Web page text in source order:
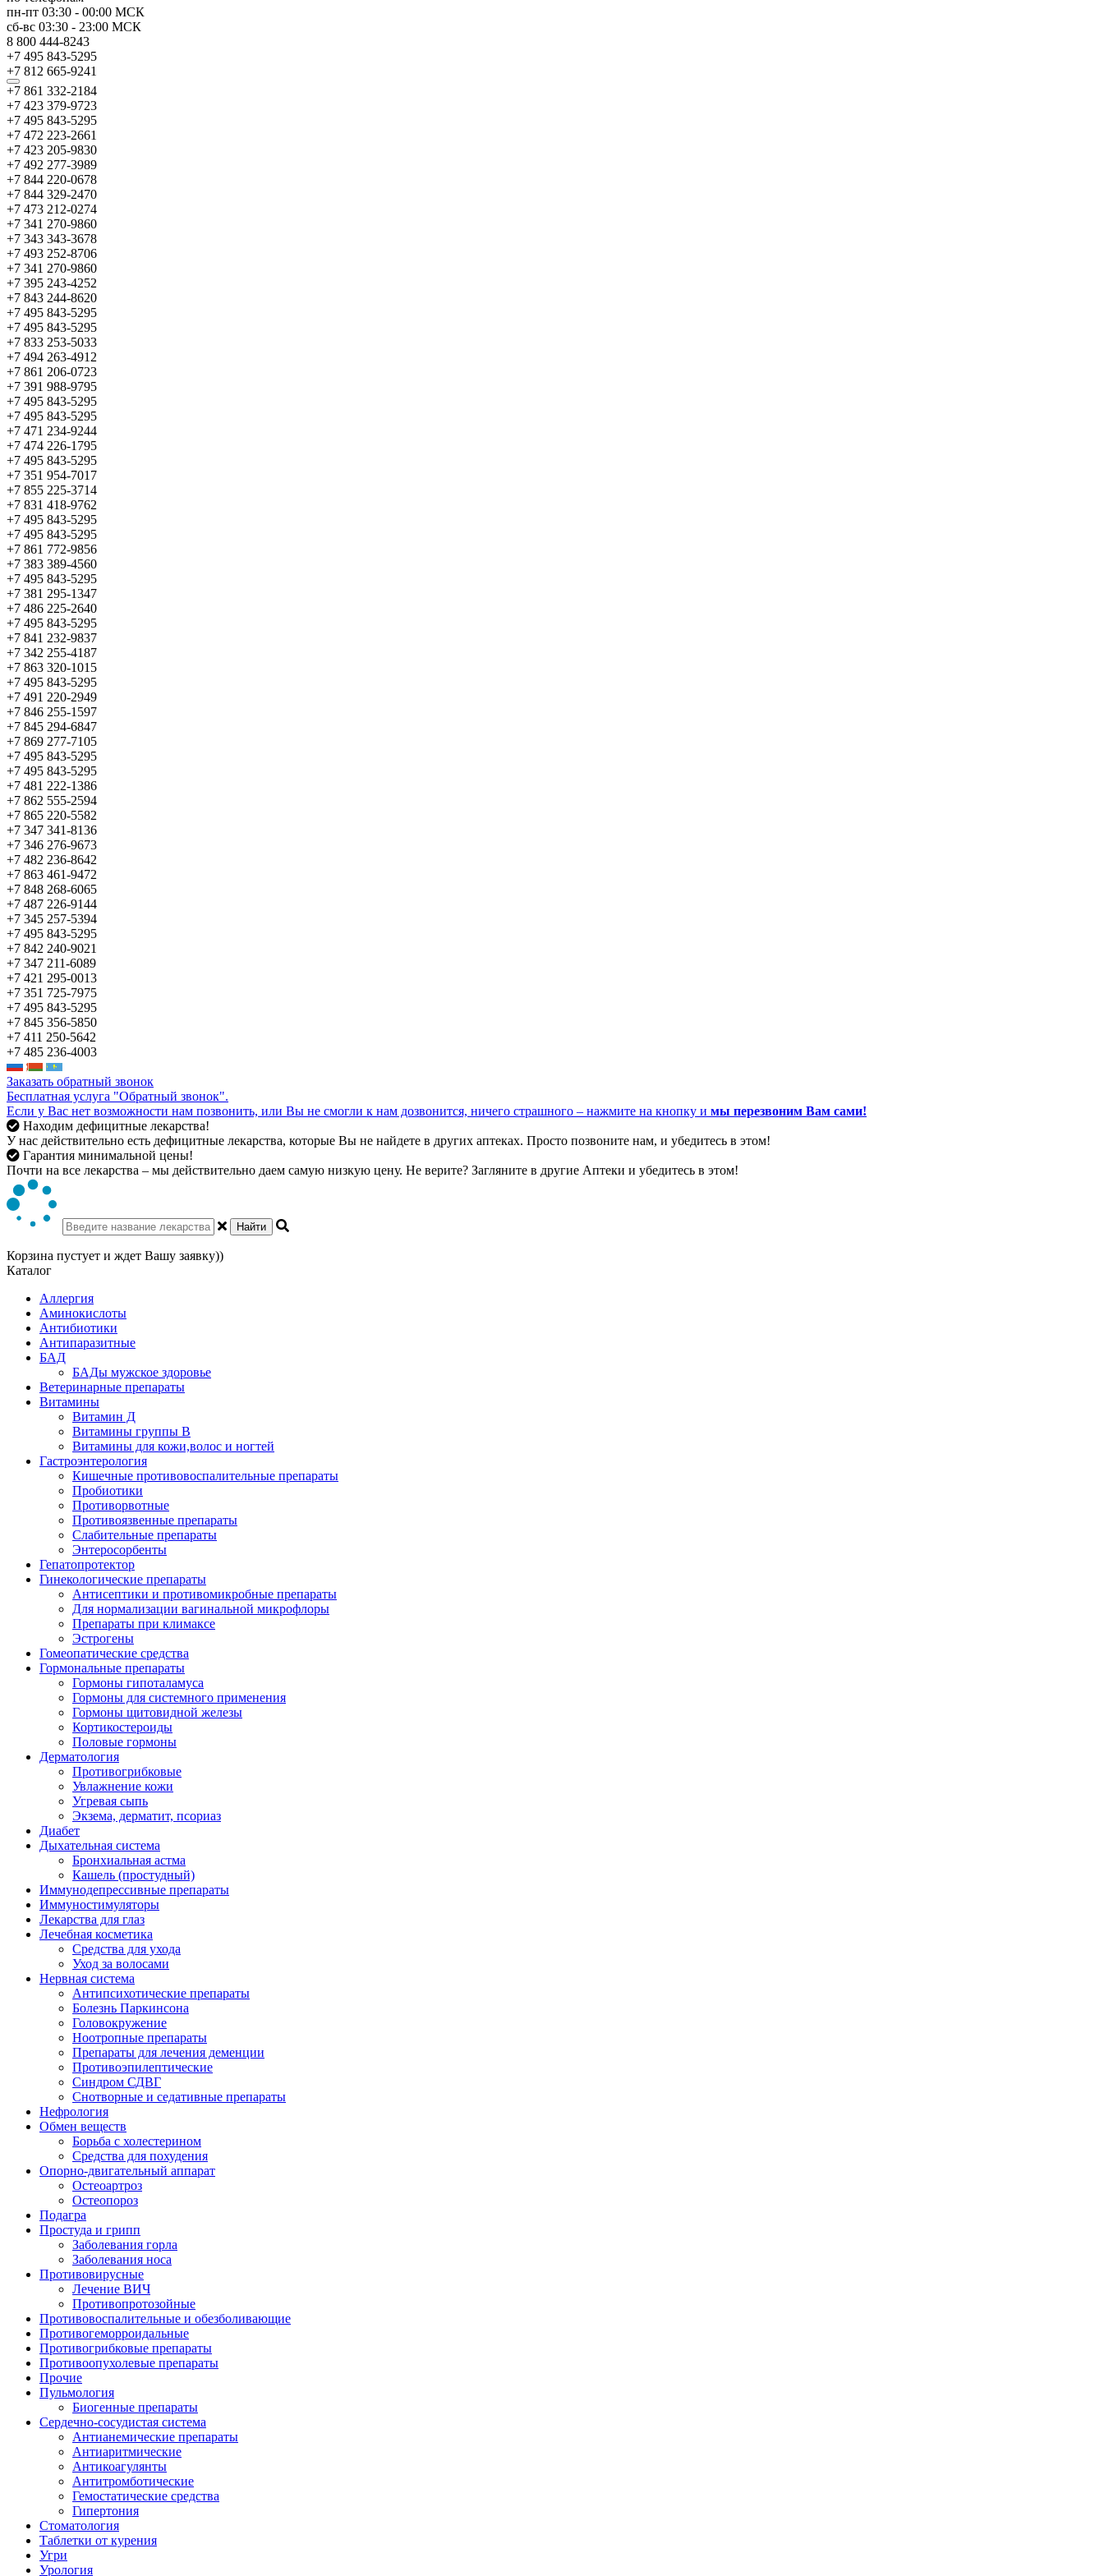
пн-пт 03:30 - 00:00 МСК
сб-вс 03:30 - 23:00 МСК
8 800 444-8243
+7 495 843-5295
+7 812 665-9241
+7 861 332-2184
+7 423 379-9723
+7 495 843-5295
+7 472 223-2661
+7 423 205-9830
+7 492 277-3989
+7 844 220-0678
+7 844 329-2470
+7 473 212-0274
+7 341 270-9860
+7 343 343-3678
+7 493 252-8706
+7 341 270-9860
+7 395 243-4252
+7 843 244-8620
+7 495 843-5295
+7 495 843-5295
+7 833 253-5033
+7 494 263-4912
+7 861 206-0723
+7 391 988-9795
+7 495 843-5295
+7 495 843-5295
+7 471 234-9244
+7 474 226-1795
+7 495 843-5295
+7 351 954-7017
+7 855 225-3714
+7 831 418-9762
+7 495 843-5295
+7 495 843-5295
+7 861 772-9856
+7 383 389-4560
+7 495 843-5295
+7 381 295-1347
+7 486 225-2640
+7 495 843-5295
+7 841 232-9837
+7 342 255-4187
+7 863 320-1015
+7 495 843-5295
+7 491 220-2949
+7 846 255-1597
+7 845 294-6847
+7 869 277-7105
+7 495 843-5295
+7 495 843-5295
+7 481 222-1386
+7 862 555-2594
+7 865 220-5582
+7 347 341-8136
+7 346 276-9673
+7 482 236-8642
+7 863 461-9472
+7 848 268-6065
+7 487 226-9144
+7 345 257-5394
+7 495 843-5295
+7 842 240-9021
+7 347 211-6089
+7 421 295-0013
+7 351 725-7975
+7 495 843-5295
+7 845 356-5850
+7 411 250-5642
+7 485 236-4003
Заказать обратный звонок
Бесплатная услуга "Обратный звонок".
Если у Вас нет возможности нам позвонить, или Вы не смогли к нам дозвонится, ничего страшного – нажмите на кнопку и мы перезвоним Вам сами!
Находим дефицитные лекарства!
У нас действительно есть дефицитные лекарства, которые Вы не найдете в других аптеках. Просто позвоните нам, и убедитесь в этом!
Гарантия минимальной цены!
Почти на все лекарства – мы действительно даем самую низкую цену. Не верите? Загляните в другие Аптеки и убедитесь в этом!
Найти
Корзина пустует и ждет Вашу заявку))
Каталог
Аллергия
Аминокислоты
Антибиотики
Антипаразитные
БАД
БАДы мужское здоровье
Ветеринарные препараты
Витамины
Витамин Д
Витамины группы В
Витамины для кожи,волос и ногтей
Гастроэнтерология
Кишечные противовоспалительные препараты
Пробиотики
Противорвотные
Противоязвенные препараты
Слабительные препараты
Энтеросорбенты
Гепатопротектор
Гинекологические препараты
Антисептики и противомикробные препараты
Для нормализации вагинальной микрофлоры
Препараты при климаксе
Эстрогены
Гомеопатические средства
Гормональные препараты
Гормоны гипоталамуса
Гормоны для системного применения
Гормоны щитовидной железы
Кортикостероиды
Половые гормоны
Дерматология
Противогрибковые
Увлажнение кожи
Угревая сыпь
Экзема, дерматит, псориаз
Диабет
Дыхательная система
Бронхиальная астма
Кашель (простудный)
Иммунодепрессивные препараты
Иммуностимуляторы
Лекарства для глаз
Лечебная косметика
Средства для ухода
Уход за волосами
Нервная система
Антипсихотические препараты
Болезнь Паркинсона
Головокружение
Ноотропные препараты
Препараты для лечения деменции
Противоэпилептические
Синдром СДВГ
Снотворные и седативные препараты
Нефрология
Обмен веществ
Борьба с холестерином
Средства для похудения
Опорно-двигательный аппарат
Остеоартроз
Остеопороз
Подагра
Простуда и грипп
Заболевания горла
Заболевания носа
Противовирусные
Лечение ВИЧ
Противопротозойные
Противовоспалительные и обезболивающие
Противогеморроидальные
Противогрибковые препараты
Противоопухолевые препараты
Прочие
Пульмология
Биогенные препараты
Сердечно-сосудистая система
Антианемические препараты
Антиаритмические
Антикоагулянты
Антитромботические
Гемостатические средства
Гипертония
Стоматология
Таблетки от курения
Угри
Урология